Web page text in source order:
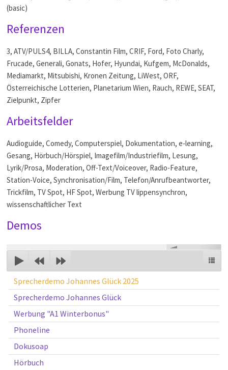
(basic)
Referenzen
3, ATV/PULS4, BILLA, Constantin Film, CRIF, Ford, Foto Charly,
Frucade, Generali, Gonats, Hofer, Hyundai, Kufgem, McDonalds,
Mediamarkt, Mitsubishi, Kronen Zeitung, LiWest, ORF,
Österreichische Lotterien, Planetarium Wien, Rauch, REWE, SEAT,
Zielpunkt, Zipfer
Arbeitsfelder
Audioguide, Comedy, Computerspiel, Dokumentation, e-learning,
Gesang, Hörbuch/Hörspiel, Imagefilm/Industriefilm, Lesung,
Lyrik/Prosa, Moderation, Off-Text/Voiceover, Radio-Feature,
Station-Voice, Synchronisation/Film, Telefon/Anrufbeantworter,
Trickfilm, TV Spot, HF Spot, Werbung TV lippensynchron,
wissenschaftlicher Text
Demos
Sprecherdemo Johannes Glück 2025
Sprecherdemo Johannes Glück
Werbung "A1 Winterbonus"
Phoneline
Dokusoap
Hörbuch